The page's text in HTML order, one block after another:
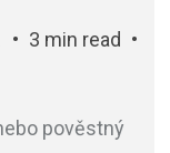
3 min read
pověstný